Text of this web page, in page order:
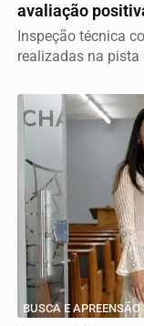
avaliação
Inspeção técnica
realizadas na pista
BUSCA E APREENSÃO